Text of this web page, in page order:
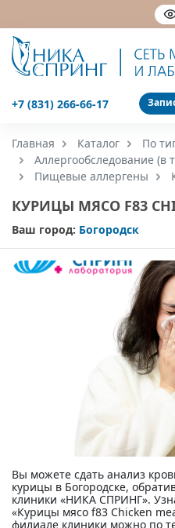
+7 (831) 266-66-17
Главная Каталог
По
Аллергообследование (в
Пищевые аллергены
КУРИЦЫ МЯСО F83
Ваш город: Богородск
Вы можете сдать анализ
курицы в Богородске,
клиники «НИКА СПРИНГ».
«Курицы мясо f83 Chicken
филиале клиники можно по